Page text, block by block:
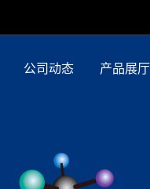
公司动态 产品展厅